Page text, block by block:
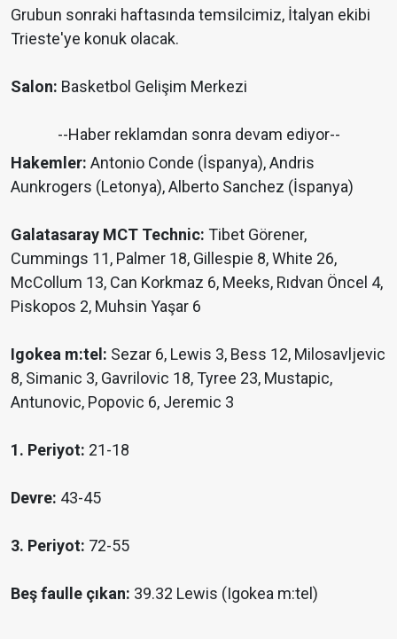
Grubun sonraki haftasında temsilcimiz, İtalyan ekibi
Trieste'ye konuk olacak.
Salon: Basketbol Gelişim Merkezi
--Haber reklamdan sonra devam ediyor--
Hakemler: Antonio Conde (İspanya), Andris
Aunkrogers (Letonya), Alberto Sanchez (İspanya)
Galatasaray MCT Technic: Tibet Görener,
Cummings 11, Palmer 18, Gillespie 8, White 26,
McCollum 13, Can Korkmaz 6, Meeks, Rıdvan Öncel 4,
Piskopos 2, Muhsin Yaşar 6
Igokea m:tel: Sezar 6, Lewis 3, Bess 12, Milosavljevic
8, Simanic 3, Gavrilovic 18, Tyree 23, Mustapic,
Antunovic, Popovic 6, Jeremic 3
1. Periyot: 21-18
Devre: 43-45
3. Periyot: 72-55
Beş faulle çıkan: 39.32 Lewis (Igokea m:tel)